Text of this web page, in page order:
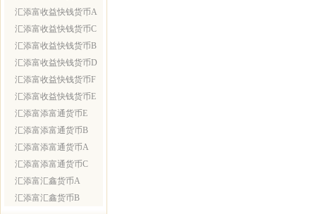
汇添富收益快钱货币A
汇添富收益快钱货币C
汇添富收益快钱货币B
汇添富收益快钱货币D
汇添富收益快钱货币F
汇添富收益快钱货币E
汇添富添富通货币E
汇添富添富通货币B
汇添富添富通货币A
汇添富添富通货币C
汇添富汇鑫货币A
汇添富汇鑫货币B